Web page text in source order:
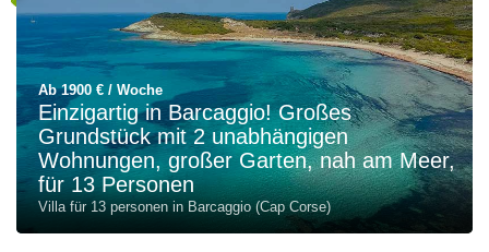
Ab 1900 € / Woche
Einzigartig in Barcaggio! Großes
Grundstück mit 2 unabhängigen
Wohnungen, großer Garten, nah am Meer,
für 13 Personen
Villa für 13 personen in Barcaggio (Cap Corse)